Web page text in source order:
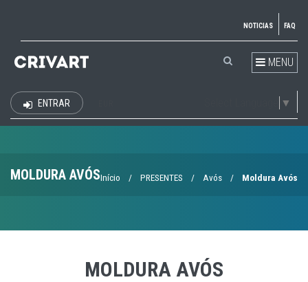
NOTICIAS FAQ
MENU
▼
ENTRAR
MOLDURA AVÓSInício / PRESENTES / Avós / Moldura Avós
MOLDURA AVÓS